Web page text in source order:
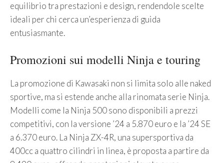
equilibrio tra prestazioni e design, rendendole scelte
ideali per chi cerca un’esperienza di guida
entusiasmante.
Promozioni sui modelli Ninja e touring
La promozione di Kawasaki non si limita solo alle naked
sportive, ma si estende anche alla rinomata serie Ninja.
Modelli come la Ninja 500 sono disponibili a prezzi
competitivi, con la versione ’24 a 5.870 euro e la ’24 SE
a 6.370 euro. La Ninja ZX-4R, una supersportiva da
400cc a quattro cilindri in linea, è proposta a partire da